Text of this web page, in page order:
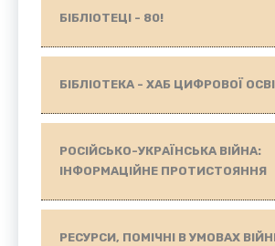
БІБЛІОТЕЦІ - 80!
БІБЛІОТЕКА - ХАБ ЦИФРОВОЇ
РОСІЙСЬКО-УКРАЇНСЬКА ВІЙНА:
ІНФОРМАЦІЙНЕ ПРОТИСТОЯННЯ
РЕСУРСИ, ПОМІЧНІ В УМОВАХ